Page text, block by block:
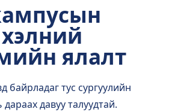
ялалт
байрладаг тус сургуулийн
давуу талуудтай.